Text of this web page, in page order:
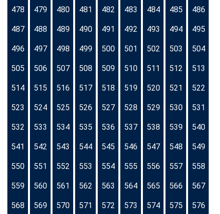
478 479 480 481 482 483 484 485 486
487 488 489 490 491 492 493 494 495
496 497 498 499 500 501 502 503 504
505 506 507 508 509 510 511 512 513
514 515 516 517 518 519 520 521 522
523 524 525 526 527 528 529 530 531
532 533 534 535 536 537 538 539 540
541 542 543 544 545 546 547 548 549
550 551 552 553 554 555 556 557 558
559 560 561 562 563 564 565 566 567
568 569 570 571 572 573 574 575 576